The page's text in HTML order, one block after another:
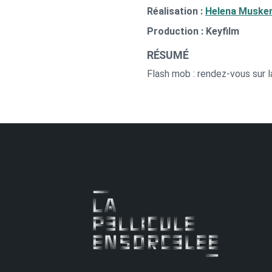
Réalisation : Helena
Production : Keyfilm
RÉSUMÉ
Flash mob : rendez-vous sur